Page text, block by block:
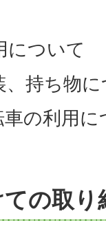
について
、持ち物
車の利用
の取り